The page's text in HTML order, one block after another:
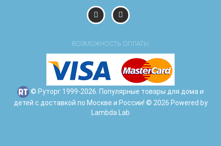
ВОЗМОЖНОСТЬ ОПЛАТЫ
© Руторг 1999-2026. Популярные товары для дома и
детей с доставкой по Москве и России! © 2026 Powered by
Lambda Lab